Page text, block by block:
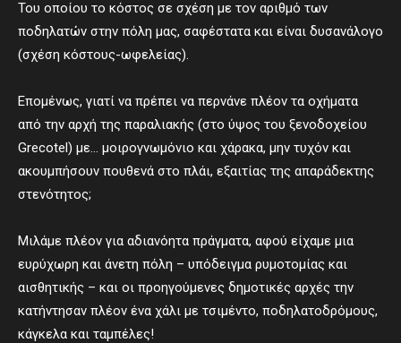
Του οποίου το κόστος σε σχέση με τον αριθμό των
ποδηλατών στην πόλη μας, σαφέστατα και είναι δυσανάλογο
(σχέση κόστους-ωφελείας).
Επομένως, γιατί να πρέπει να περνάνε πλέον τα οχήματα
από την αρχή της παραλιακής (στο ύψος του ξενοδοχείου
Grecotel) με… μοιρογνωμόνιο και χάρακα, μην τυχόν και
ακουμπήσουν πουθενά στο πλάι, εξαιτίας της απαράδεκτης
στενότητος;
Μιλάμε πλέον για αδιανόητα πράγματα, αφού είχαμε μια
ευρύχωρη και άνετη πόλη – υπόδειγμα ρυμοτομίας και
αισθητικής – και οι προηγούμενες δημοτικές αρχές την
κατήντησαν πλέον ένα χάλι με τσιμέντο, ποδηλατοδρόμους,
κάγκελα και ταμπέλες!